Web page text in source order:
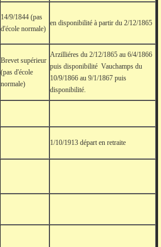
14/9/1844 (pas
d'école normale)
en disponibilité à partir du 2/12/1865
Brevet supérieur
(pas d'école
normale)
Arzilliéres du 2/12/1865 au 6/4/1866
puis disponibilité Vauchamps du
10/9/1866 au 9/1/1867 puis
disponibilité.
1/10/1913 départ en retraite